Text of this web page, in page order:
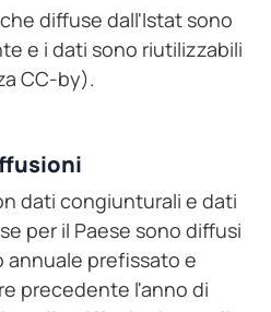
diffuse dall'Istat sono
e i dati sono riutilizzabili
CC-by).
dati congiunturali e dati
per il Paese sono diffusi
annuale prefissato e
precedente l'anno di